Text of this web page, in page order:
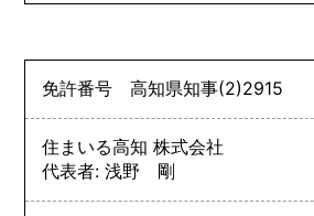
免許番号高知県知事(2)2915
住まいる高知 株式会社
代表者: 浅野 剛